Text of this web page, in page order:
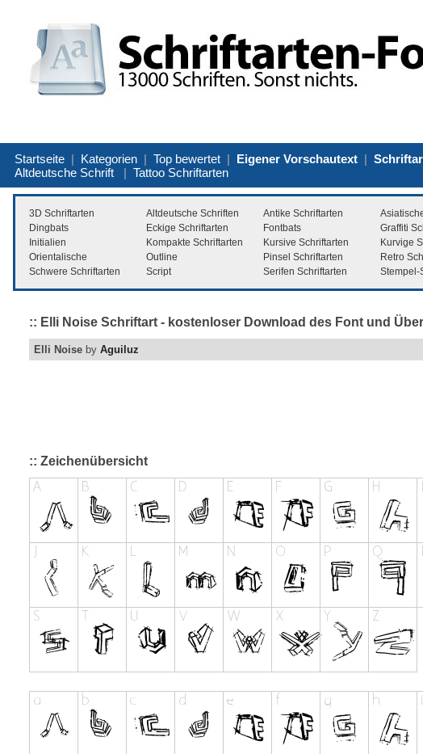
Startseite | Kategorien | Top bewertet | Eigener Vorschautext |
Altdeutsche Schrift | Tattoo Schriftarten
3D Schriftarten Altdeutsche Schriften Antike Schriftarten
Dingbats
Eckige Schriftarten Fontbats Graffiti
Initialien
Kompakte Schriftarten Kursive Schriftarten Kurvige
Orientalische
Outline Pinsel Schriftarten Retro
Schwere Schriftarten
Script Serifen Schriftarten Stempel-
:: Elli Noise Schriftart - kostenloser Download des Font und
Elli Noise by Aguiluz
:: Zeichenübersicht